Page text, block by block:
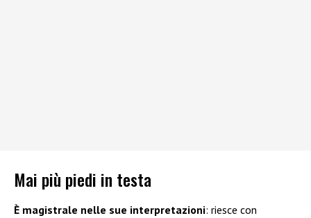
Mai più piedi in testa
È magistrale nelle sue interpretazioni: riesce con